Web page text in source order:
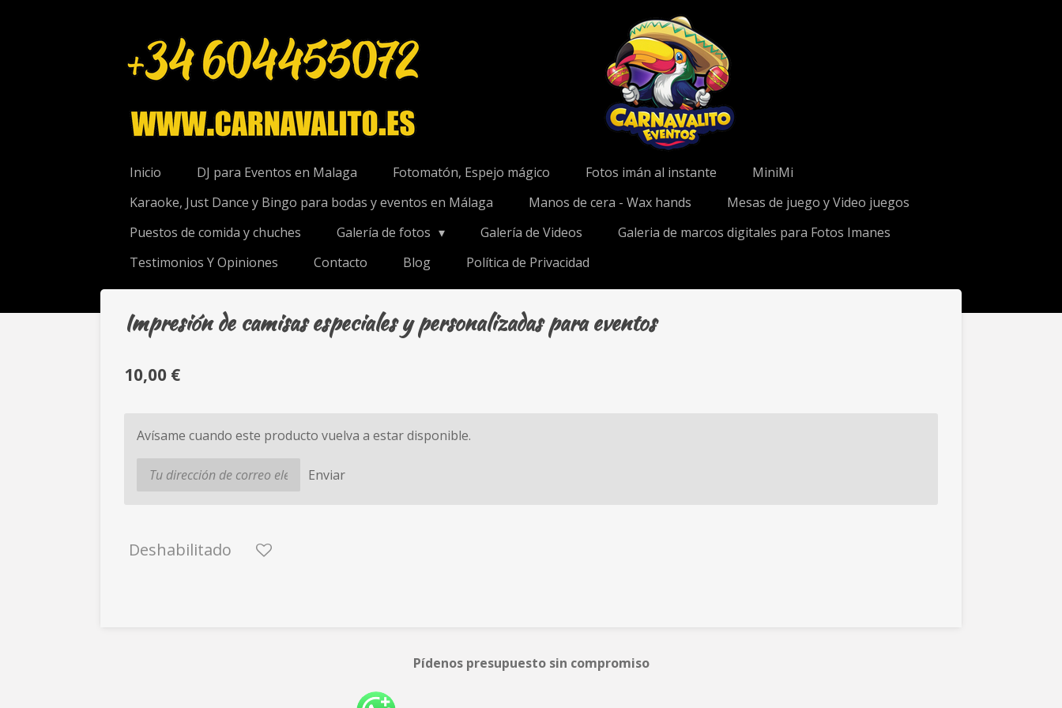
Inicio DJ para Eventos en Malaga Fotomatón, Espejo mágico Fotos imán al instante
MiniMi
Karaoke, Just Dance y Bingo para bodas y eventos en Málaga
Manos de cera - Wax hands
Mesas de juego y Video juegos
Puestos de comida y chuches
Galería de fotos Galería de Videos
Galeria de marcos digitales para Fotos Imanes
Testimonios Y Opiniones
Contacto Blog Política de Privacidad
Impresión de camisas especiales y personalizadas para eventos
10,00 €
Avísame cuando este producto vuelva a estar disponible.
Enviar
Deshabilitado
Pídenos presupuesto sin compromiso